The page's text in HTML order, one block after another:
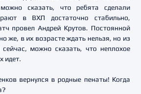
сказать, что ребята сделали
в ВХЛ достаточно стабильно,
провел Андрей Крутов. Постоянной
же, в их возрасте ждать нельзя, но из
можно сказать, что неплохое
идет.
вернулся в родные пенаты! Когда